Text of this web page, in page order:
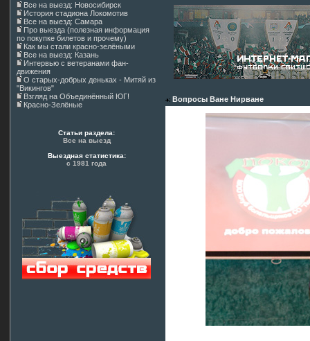
Все на выезд: Новосибирск
История стадиона Локомотив
Все на выезд: Самара
Про выезда (полезная информация
по покупке билетов и прочему)
Как мы стали красно-зелёными
Все на выезд: Казань
Интервью с ветеранами фан-
движения
О старых-добрых деньках - Митяй из
"Викингов"
Взгляд на Объединённый ЮГ!
Красно-Зелёные
Статьи раздела:
Все на выезд
Выездная статистика:
с 1981 года
Вопросы Ване Нирване